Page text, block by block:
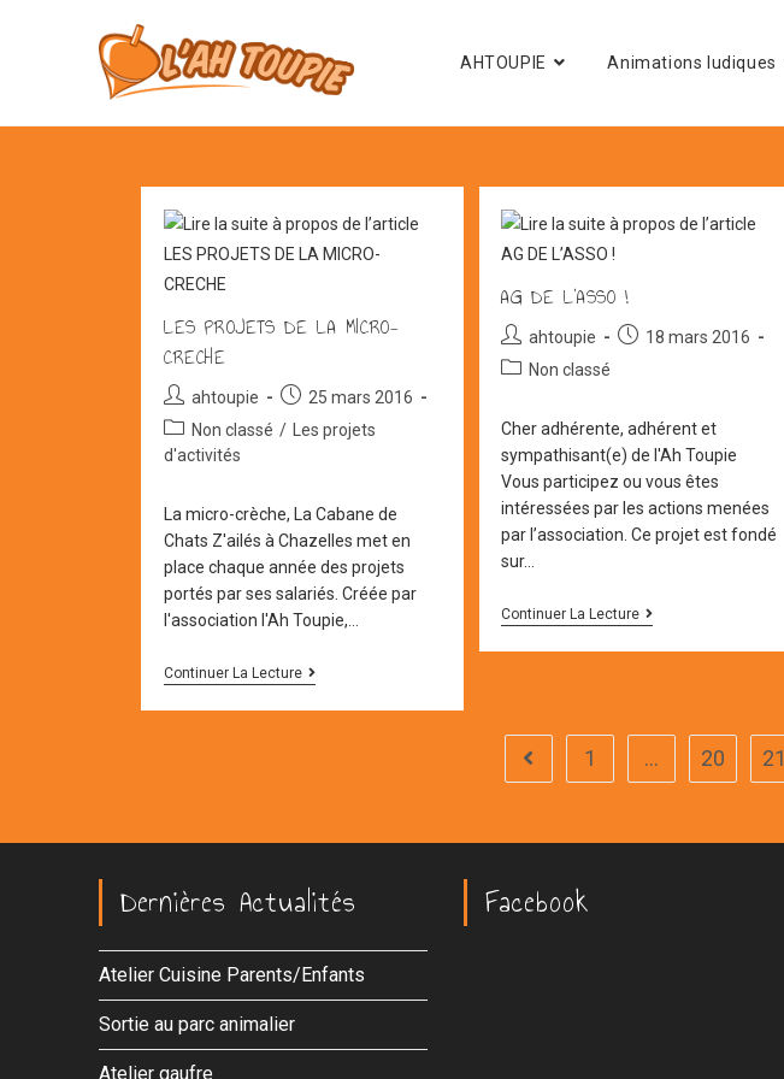
AHTOUPIE Animations ludiques
LES PROJETS DE LA MICRO-
CRECHE
Auteur/autrice
de
la
ahtoupie
Post
published:
25 mars 2016
Post
category:
Non classé /
Les projets
d'activités
La micro-crèche, La Cabane de
Chats Z'ailés à Chazelles met en
place chaque année des projets
portés par ses salariés. Créée par
l'association l'Ah Toupie,…
Continuer La LectureLES
DE
AG DE L’ASSO !
Auteur/autrice
de
ahtoupie
Post18 mars 2016
PostNon classé
Cher adhérente, adhérent et
sympathisant(e) de l'Ah Toupie
Vous participez ou vous êtes
intéressées par les actions menées
par l’association. Ce projet est fondé
sur…
Continuer La LectureAG
L’ASSO
Go to the previous page
1 … 20 21
Dernières Actualités
Atelier Cuisine Parents/Enfants
Sortie au parc animalier
Atelier gaufre
Facebook